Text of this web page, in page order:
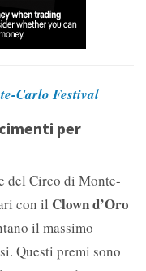
Carlo Festival
per
del Circo di Monte-
con il Clown d’Oro
il massimo
Questi premi sono